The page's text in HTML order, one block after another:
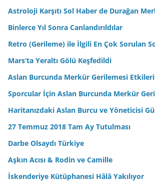
Astroloji Karşıtı Sol Haber de Durağan
Binlerce Yıl Sonra Canlandırıldılar
Retro (Gerileme) ile İlgili En Çok Sorulan
Mars’ta Yeraltı Gölü Keşfedildi
Aslan Burcunda Merkür Gerilemesi Etkileri
Sporcular İçin Aslan Burcunda Merkür
Haritanızdaki Aslan Burcu ve Yöneticisi
27 Temmuz 2018 Tam Ay Tutulması
Darbe Olsaydı Türkiye
Aşkın Acısı & Rodin ve Camille
İskenderiye Kütüphanesi Hâlâ Yakılıyor